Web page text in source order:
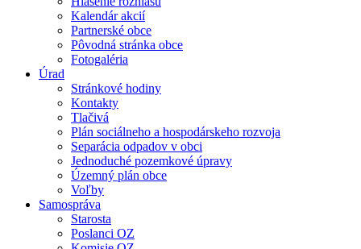
Kalendár akcií
Partnerské obce
Pôvodná stránka obce
Fotogaléria
Úrad
Stránkové hodiny
Kontakty
Tlačivá
Plán sociálneho a hospodárskeho rozvoja
Separácia odpadov v obci
Jednoduché pozemkové úpravy
Územný plán obce
Voľby
Samospráva
Starosta
Poslanci OZ